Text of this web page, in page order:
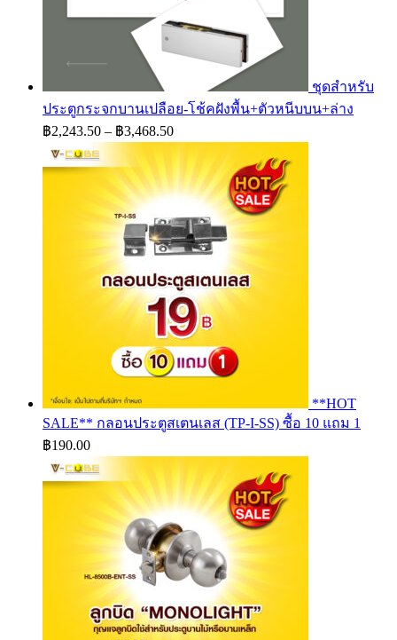
ชุดสำหรับ
ประตูกระจกบานเปลือย-โช้คฝังพื้น+ตัวหนีบบน+ล่าง
฿2,243.50 – ฿3,468.50Price
range:
฿2,243.50
through
฿3,468.50
**HOT
SALE** กลอนประตูสเตนเลส (TP-I-SS) ซื้อ 10 แถม 1
฿190.00